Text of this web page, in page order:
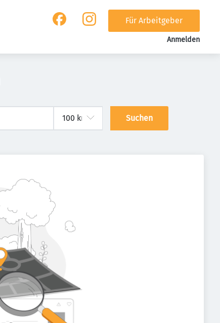
Für Arbeitgeber
Anmelden
Suchen